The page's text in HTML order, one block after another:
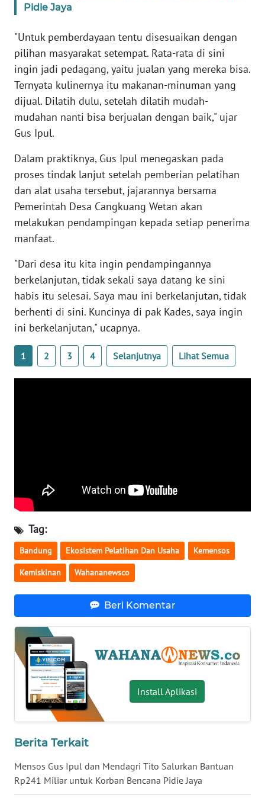
Pidie Jaya
"Untuk pemberdayaan tentu disesuaikan dengan
pilihan masyarakat setempat. Rata-rata di sini
ingin jadi pedagang, yaitu jualan yang mereka bisa.
Ternyata kulinernya itu makanan-minuman yang
dijual. Dilatih dulu, setelah dilatih mudah-
mudahan nanti bisa berjualan dengan baik," ujar
Gus Ipul.
Dalam praktiknya, Gus Ipul menegaskan pada
proses tindak lanjut setelah pemberian pelatihan
dan alat usaha tersebut, jajarannya bersama
Pemerintah Desa Cangkuang Wetan akan
melakukan pendampingan kepada setiap penerima
manfaat.
"Dari desa itu kita ingin pendampingannya
berkelanjutan, tidak sekali saya datang ke sini
habis itu selesai. Saya mau ini berkelanjutan, tidak
berhenti di sini. Kuncinya di pak Kades, saya ingin
ini berkelanjutan," ucapnya.
1 2 3 4 Selanjutnya Lihat Semua
Tag:
Bandung Ekosistem Pelatihan Dan Usaha Kemensos
Kemiskinan Wahananewsco
Beri Komentar
Install Aplikasi
Berita Terkait
Mensos Gus Ipul dan Mendagri Tito Salurkan Bantuan
Rp241 Miliar untuk Korban Bencana Pidie Jaya
WN
WN
NTT
WN
KEPRI
PAPUA
WN
BARAT
WN
WN
SERAMBI
WN
JAMBI
WN
WN
BABEL
WN
WN
SUMSEL
WN
BENGKULU
WN
LAMPUNG
WN
JATENG